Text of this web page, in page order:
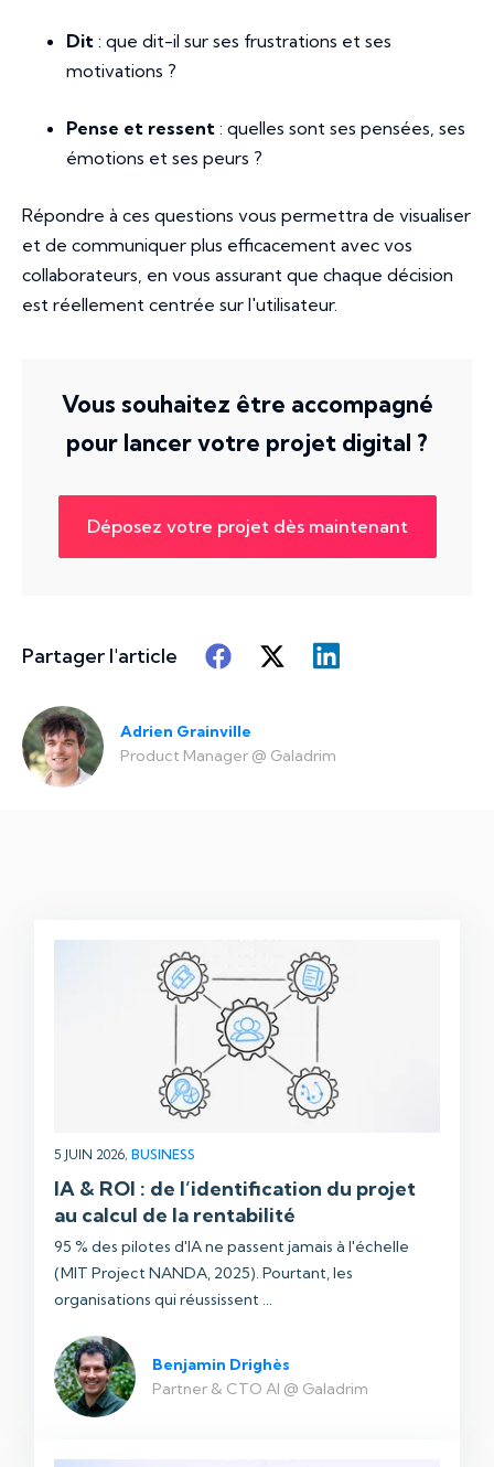
Dit : que dit-il sur ses frustrations et ses
motivations ?
Pense et ressent : quelles sont ses pensées, ses
émotions et ses peurs ?
Répondre à ces questions vous permettra de visualiser
et de communiquer plus efficacement avec vos
collaborateurs, en vous assurant que chaque décision
est réellement centrée sur l'utilisateur.
Vous souhaitez être accompagné
pour lancer votre projet digital ?
Déposez votre projet dès maintenant
Partager l'article
Adrien Grainville
Product Manager @ Galadrim
5 JUIN 2026, BUSINESS
IA & ROI : de l’identification du projet
au calcul de la rentabilité
95 % des pilotes d'IA ne passent jamais à l'échelle
(MIT Project NANDA, 2025). Pourtant, les
organisations qui réussissent ...
Benjamin Drighès
Partner & CTO AI @ Galadrim